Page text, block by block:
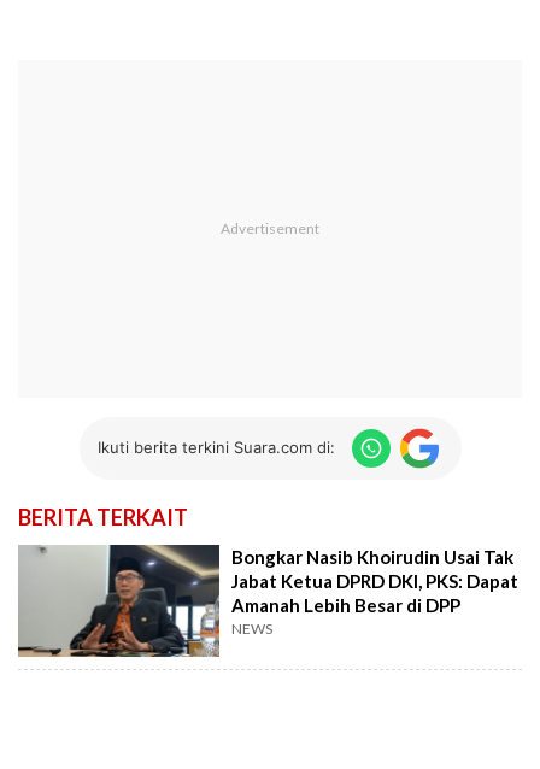
Ikuti berita terkini Suara.com di:
BERITA TERKAIT
Bongkar Nasib Khoirudin Usai Tak
Jabat Ketua DPRD DKI, PKS: Dapat
Amanah Lebih Besar di DPP
NEWS